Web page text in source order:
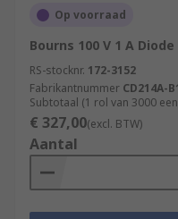
Op voorraad
Bourns 100 V 1 A
RS-stocknr. 172-3152
Fabrikantnummer CD214A-
Subtotaal (1 rol van 3000
€ 327,00(excl. BTW)
Aantal